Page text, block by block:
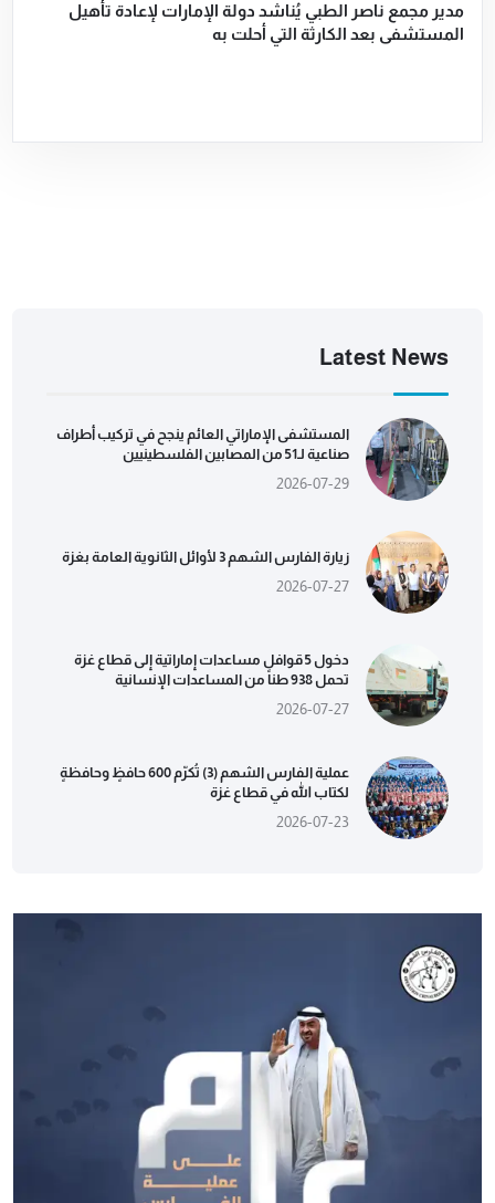
مدير مجمع ناصر الطبي يُناشد دولة الإمارات لإعادة تأهيل
المستشفى بعد الكارثة التي أحلت به
Latest News
المستشفى الإماراتي العائم ينجح في تركيب أطراف
صناعية لـ51 من المصابين الفلسطينيين
2026-07-29
زيارة الفارس الشهم 3 لأوائل الثانوية العامة بغزة
2026-07-27
دخول 5 قوافل مساعدات إماراتية إلى قطاع غزة
تحمل 938 طناً من المساعدات الإنسانية
2026-07-27
عملية الفارس الشهم (3) تُكرّم 600 حافظٍ وحافظةٍ
لكتاب الله في قطاع غزة
2026-07-23